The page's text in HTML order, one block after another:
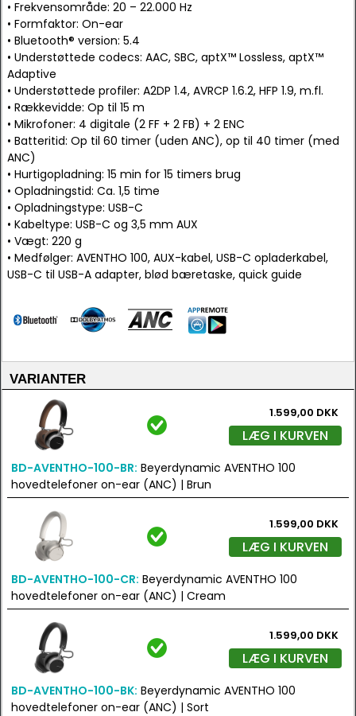
• Frekvensområde: 20 – 22.000 Hz
• Formfaktor: On-ear
• Bluetooth® version: 5.4
• Understøttede codecs: AAC, SBC, aptX™ Lossless, aptX™
Adaptive
• Understøttede profiler: A2DP 1.4, AVRCP 1.6.2, HFP 1.9, m.fl.
• Rækkevidde: Op til 15 m
• Mikrofoner: 4 digitale (2 FF + 2 FB) + 2 ENC
• Batteritid: Op til 60 timer (uden ANC), op til 40 timer (med
ANC)
• Hurtigopladning: 15 min for 15 timers brug
• Opladningstid: Ca. 1,5 time
• Opladningstype: USB-C
• Kabeltype: USB-C og 3,5 mm AUX
• Vægt: 220 g
• Medfølger: AVENTHO 100, AUX-kabel, USB-C opladerkabel,
USB-C til USB-A adapter, blød bæretaske, quick guide
VARIANTER
1.599,00 DKK
LÆG I KURVEN
BD-AVENTHO-100-BR: Beyerdynamic AVENTHO 100
hovedtelefoner on-ear (ANC) | Brun
1.599,00 DKK
LÆG I KURVEN
BD-AVENTHO-100-CR: Beyerdynamic AVENTHO 100
hovedtelefoner on-ear (ANC) | Cream
1.599,00 DKK
LÆG I KURVEN
BD-AVENTHO-100-BK: Beyerdynamic AVENTHO 100
hovedtelefoner on-ear (ANC) | Sort